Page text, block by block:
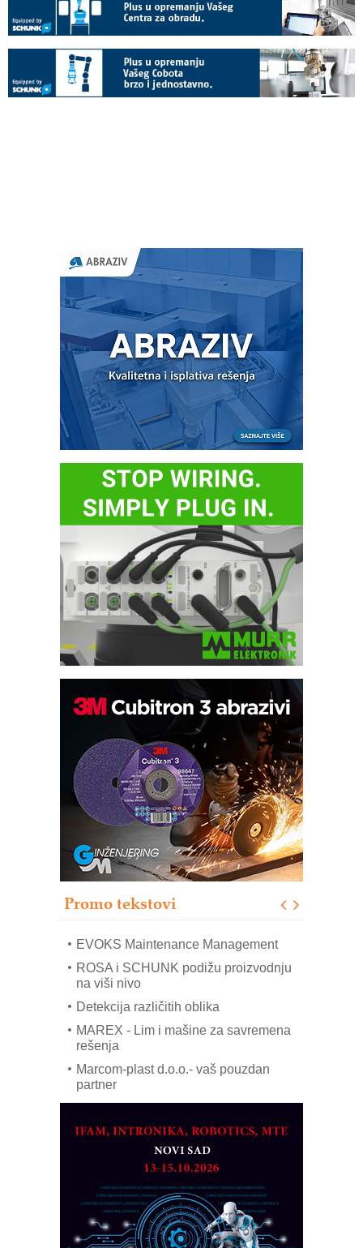
Promo tekstovi
Trajna oznaka kao dugoročna korist
Bezbednost na prvom mestu!
IB BLUMENAUER - više od 40 godina
poverenja u industriji
RMQ-TITAN ADVANCED INDICATOR
– Pametna signalizacija za efikasnije
upravljanje mašinama
Sigurnije ispitivanje transformatora u
solarnim elektranama i vetroparkovima
EVOKS Maintenance Management
ROSA i SCHUNK podižu proizvodnju
na viši nivo
Detekcija različitih oblika
MAREX - Lim i mašine za savremena
rešenja
Marcom-plast d.o.o.- vaš pouzdan
partner
obradu!
Razvoj asortimanskog pravca MINI-
PLC AKYTEC
AUKOM: Svetski standard metrologije
dostupan u Srbiji
MOTOMAN – NEXT-Robotika vođena
veštačkom inteligencijom